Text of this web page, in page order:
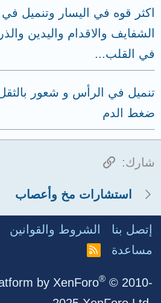
اكثر قوه في اليسار وتنميل
الشفايف والاقدام واليدين
في القلب...
تنميل في الرأس و شعور
ضغط الدم
شارك: الرابط
استشارات مخ وأعصاب
إتصل بنا الشروط والقوانين
مساعدة
R
by XenForo® © 2010-